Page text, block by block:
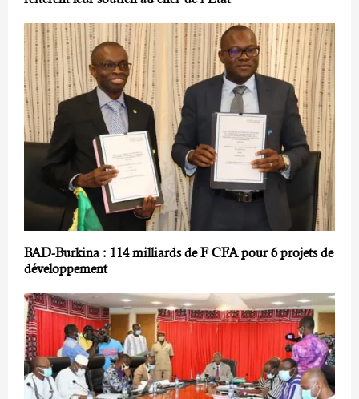
BAD-Burkina : 114 milliards de F CFA pour 6 projets de
développement